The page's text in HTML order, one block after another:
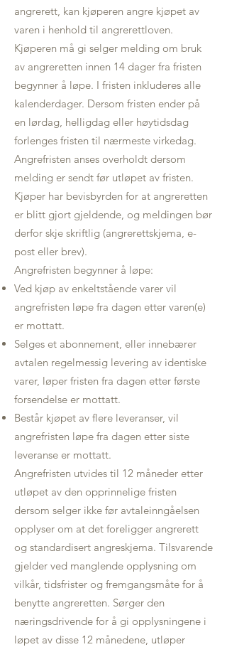
angrerett, kan kjøperen angre kjøpet av
varen i henhold til angrerettloven.
Kjøperen må gi selger melding om bruk
av angreretten innen 14 dager fra fristen
begynner å løpe. I fristen inkluderes alle
kalenderdager. Dersom fristen ender på
en lørdag, helligdag eller høytidsdag
forlenges fristen til nærmeste virkedag.
Angrefristen anses overholdt dersom
melding er sendt før utløpet av fristen.
Kjøper har bevisbyrden for at angreretten
er blitt gjort gjeldende, og meldingen bør
derfor skje skriftlig (angrerettskjema, e-
post eller brev).
Angrefristen begynner å løpe:
Ved kjøp av enkeltstående varer vil
angrefristen løpe fra dagen etter varen(e)
er mottatt.
Selges et abonnement, eller innebærer
avtalen regelmessig levering av identiske
varer, løper fristen fra dagen etter første
forsendelse er mottatt.
Består kjøpet av flere leveranser, vil
angrefristen løpe fra dagen etter siste
leveranse er mottatt.
Angrefristen utvides til 12 måneder etter
utløpet av den opprinnelige fristen
dersom selger ikke før avtaleinngåelsen
opplyser om at det foreligger angrerett
og standardisert angreskjema. Tilsvarende
gjelder ved manglende opplysning om
vilkår, tidsfrister og fremgangsmåte for å
benytte angreretten. Sørger den
næringsdrivende for å gi opplysningene i
løpet av disse 12 månedene, utløper